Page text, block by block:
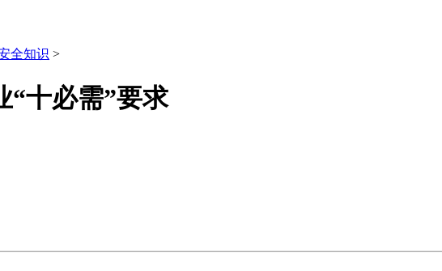
全知识 >
“十必需”要求